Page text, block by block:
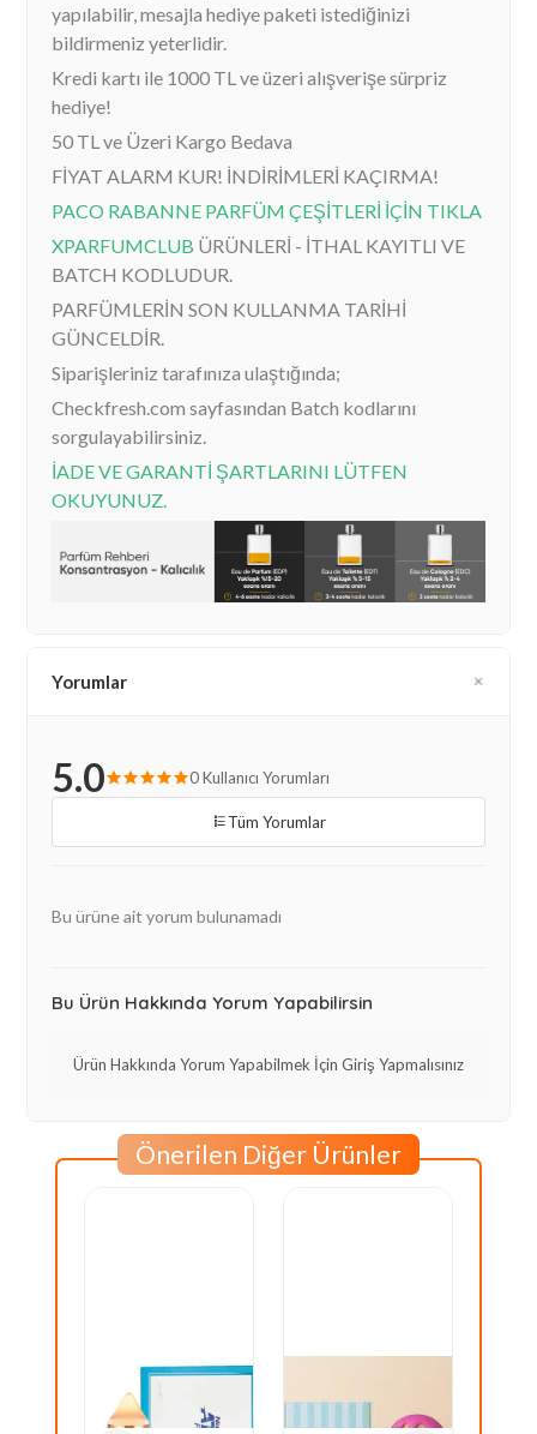
yapılabilir, mesajla hediye paketi istediğinizi
bildirmeniz yeterlidir.
Kredi kartı ile 1000 TL ve üzeri alışverişe sürpriz
hediye!
50 TL ve Üzeri Kargo Bedava
FİYAT ALARM KUR! İNDİRİMLERİ KAÇIRMA!
PACO RABANNE PARFÜM ÇEŞİTLERİ İÇİN TIKLA
XPARFUMCLUB ÜRÜNLERİ - İTHAL KAYITLI VE
BATCH KODLUDUR.
PARFÜMLERİN SON KULLANMA TARİHİ
GÜNCELDİR.
Siparişleriniz tarafınıza ulaştığında;
Checkfresh.com sayfasından Batch kodlarını
sorgulayabilirsiniz.
İADE VE GARANTİ ŞARTLARINI LÜTFEN
OKUYUNUZ.
Yorumlar
5.0 0 Kullanıcı Yorumları
Tüm Yorumlar
Bu ürüne ait yorum bulunamadı
Bu Ürün Hakkında Yorum Yapabilirsin
Ürün Hakkında Yorum Yapabilmek İçin Giriş Yapmalısınız
Önerilen Diğer Ürünler